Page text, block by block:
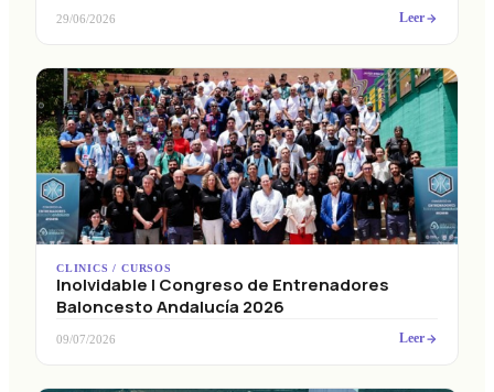
29/06/2026 Leer
CLINICS / CURSOS
Inolvidable I Congreso de Entrenadores
Baloncesto Andalucía 2026
09/07/2026 Leer